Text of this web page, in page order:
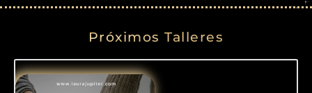
Próximos Talleres